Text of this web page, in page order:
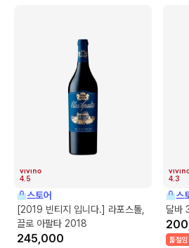
4.5
스토어
[2019 빈티지 입니다.] 라포스톨,
끌로 아팔타 2018
245,000
4.3
스
달바
품절